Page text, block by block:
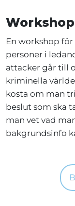
En workshop
personer i
attacker går till
kriminella
kosta om man
beslut som ska
man vet vad
bakgrundsinfo